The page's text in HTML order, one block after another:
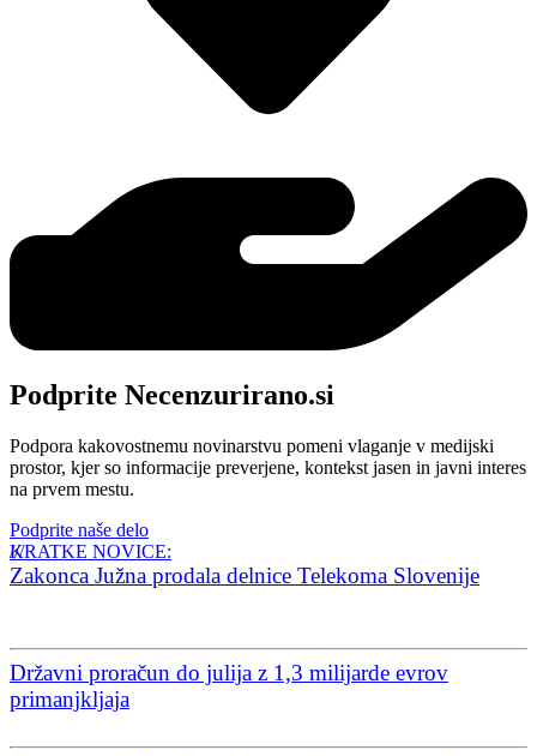
Podprite Necenzurirano.si
Podpora kakovostnemu novinarstvu pomeni vlaganje v medijski
prostor, kjer so informacije preverjene, kontekst jasen in javni interes
na prvem mestu.
Podprite naše delo
KRATKE NOVICE:
Zakonca Južna prodala delnice Telekoma Slovenije
Državni proračun do julija z 1,3 milijarde evrov
primanjkljaja